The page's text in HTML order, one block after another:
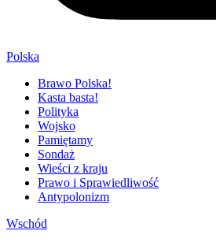
Polska
Brawo Polska!
Kasta basta!
Polityka
Wojsko
Pamiętamy
Sondaż
Wieści z kraju
Prawo i Sprawiedliwość
Antypolonizm
Wschód